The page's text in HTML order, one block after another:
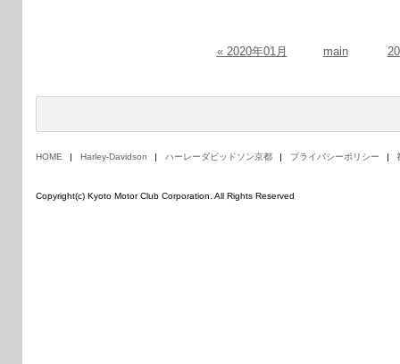
« 2020年01月 main
HOME Harley-Davidson ハーレーダビッドソン京都 プライバシーポリシー
Copyright(c) Kyoto Motor Club Corporation. All Rights Reserved